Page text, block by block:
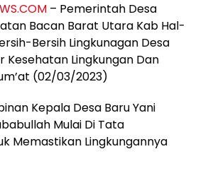
– Pemerintah Desa
Bacan Barat Utara Kab Hal-
Bersih Lingkunagan Desa
Kesehatan Lingkungan Dan
(02/03/2023)
Kepala Desa Baru Yani
Mulai Di Tata
Memastikan Lingkungannya